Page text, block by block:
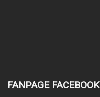
FANPAGE FACEBOOK